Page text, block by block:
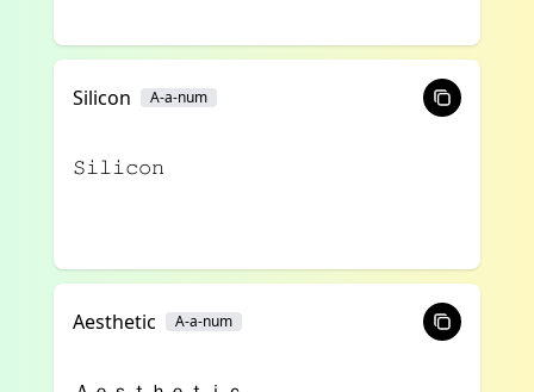
Silicon A-a-num
𝚂𝚒𝚕𝚒𝚌𝚘𝚗
Aesthetic A-a-num